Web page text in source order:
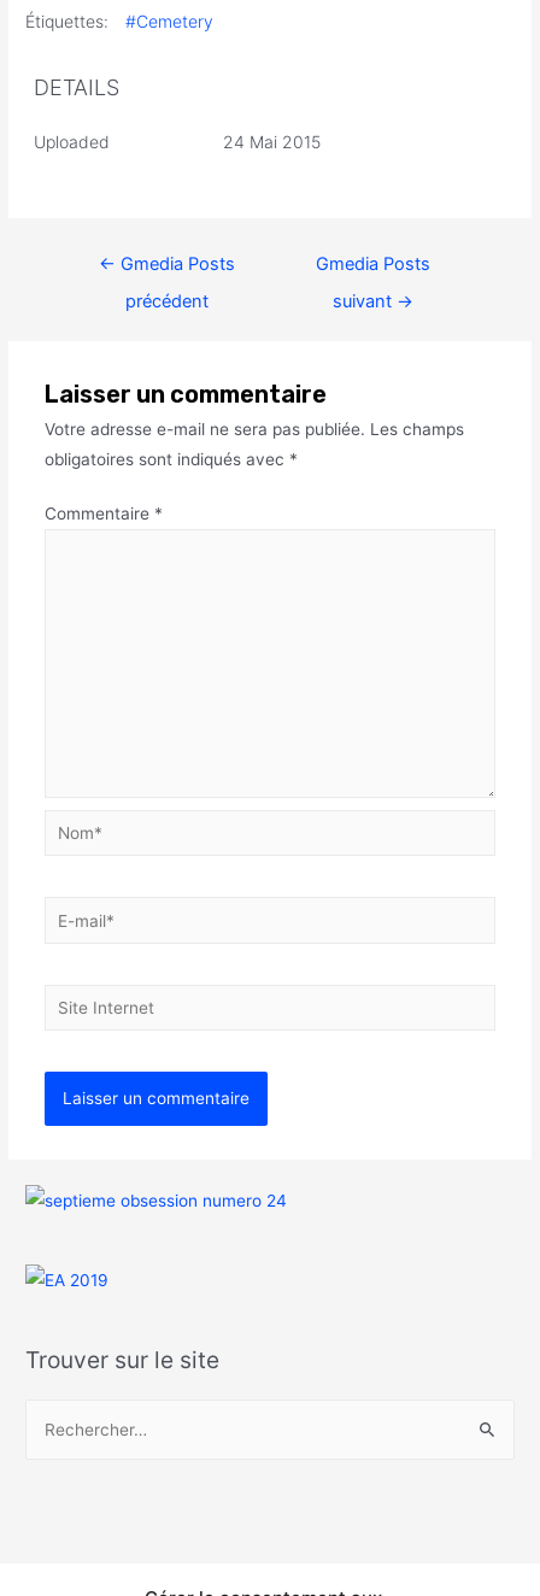
Étiquettes:
#Cemetery
DETAILS
Uploaded 24 Mai 2015
← Gmedia Posts
précédent
Gmedia Posts
suivant →
Laisser un commentaire
Votre adresse e-mail ne sera pas publiée. Les champs
obligatoires sont indiqués avec *
Commentaire *
Trouver sur le site